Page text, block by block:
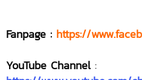
Fanpage : https://
YouTube Channel :